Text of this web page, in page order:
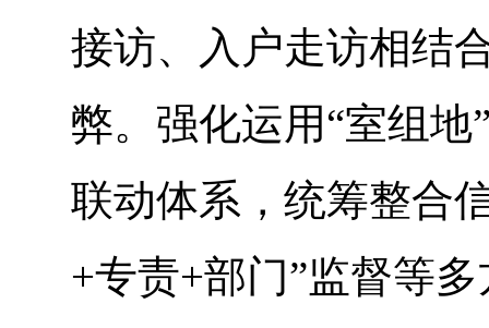
接访、入户走访相结
弊。强化运用“室组
联动体系，统筹整合
+专责+部门”监督等